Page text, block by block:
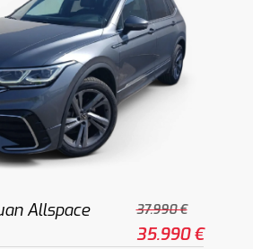
Allspace 37.990 €
35.990 €